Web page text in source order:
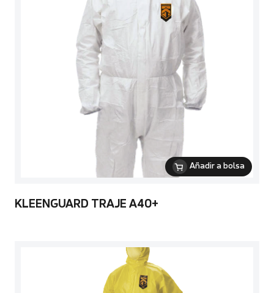
Añadir a bolsa
KLEENGUARD TRAJE A40+